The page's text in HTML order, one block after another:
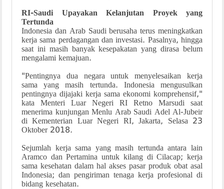
RI-Saudi Upayakan Kelanjutan Proyek yang
Tertunda
Indonesia dan Arab Saudi berusaha terus meningkatkan
kerja sama perdagangan dan investasi. Pasalnya, hingga
saat ini masih banyak kesepakatan yang dirasa belum
mengalami kemajuan.
"Pentingnya dua negara untuk menyelesaikan kerja
sama yang masih tertunda. Indonesia mengusulkan
pentingnya dijajaki kerja sama ekonomi komprehensif,"
kata Menteri Luar Negeri RI Retno Marsudi saat
menerima kunjungan Menlu Arab Saudi Adel Al-Jubeir
di Kementerian Luar Negeri RI, Jakarta, Selasa 23
Oktober 2018.
Sejumlah kerja sama yang masih tertunda antara lain
Aramco dan Pertamina untuk kilang di Cilacap; kerja
sama kesehatan dalam hal akses pasar produk obat asal
Indonesia; dan pengiriman tenaga kerja profesional di
bidang kesehatan.